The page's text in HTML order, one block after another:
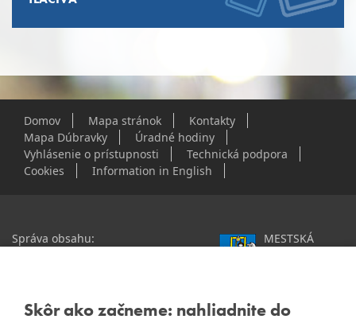
Skôr ako začneme: nahliadnite do
Domov Mapa stránok
Kontakty
Mapa Dúbravky
Úradné hodiny
Vyhlásenie o prístupnosti
Technická podpora
Cookies
Information in English
Správa obsahu:
Staršie informácie a dokumenty
MESTSKÁ
Žatevná 2, 844 02